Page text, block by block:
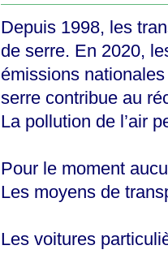
Depuis 1998, les
de serre. En 2020,
émissions
serre contribue au
La pollution de l’air
Pour le moment
Les moyens de
Les voitures